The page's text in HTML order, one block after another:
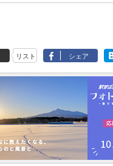
リスト シェア